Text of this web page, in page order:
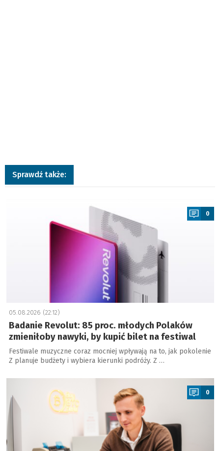
Sprawdź także:
0
05.08.2026 (22:12)
Badanie Revolut: 85 proc. młodych Polaków
zmieniłoby nawyki, by kupić bilet na festiwal
Festiwale muzyczne coraz mocniej wpływają na to, jak pokolenie
Z planuje budżety i wybiera kierunki podróży. Z …
a
0